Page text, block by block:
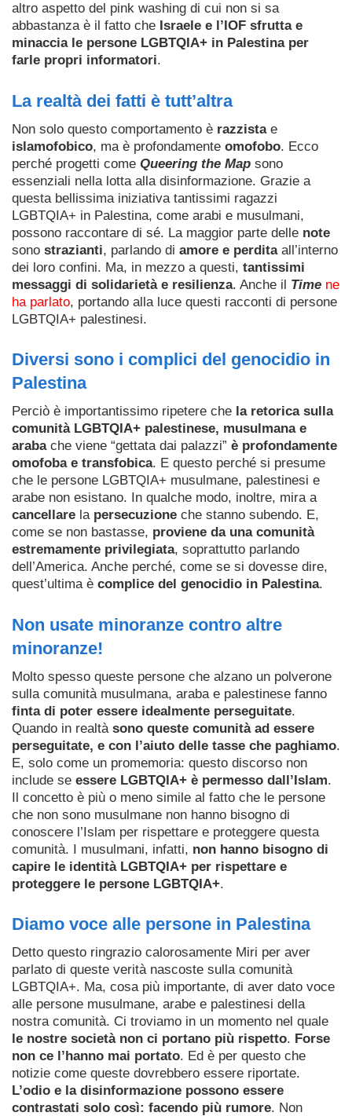
altro aspetto del pink washing di cui non si sa
abbastanza è il fatto che Israele e l’IOF sfrutta e
minaccia le persone LGBTQIA+ in Palestina per
farle propri informatori.
La realtà dei fatti è tutt’altra
Non solo questo comportamento è razzistae
islamofobico, ma è profondamente omofobo. Ecco
perché progetti come Queering the Map sono
essenziali nella lotta alla disinformazione. Grazie a
questa bellissima iniziativa tantissimi ragazzi
LGBTQIA+ in Palestina, come arabi e musulmani,
possono raccontare di sé. La maggior parte delle note
sono strazianti, parlando di amore e perditaall’interno
dei loro confini. Ma, in mezzo a questi, tantissimi
messaggi di solidarietà e resilienza. Anche il Time ne
ha parlato, portando alla luce questi racconti di persone
LGBTQIA+ palestinesi.
Diversi sono i complici del genocidio in
Palestina
Perciò è importantissimo ripetere che la retorica sulla
comunità LGBTQIA+ palestinese, musulmana e
arabache viene “gettata dai palazzi” è profondamente
omofoba e transfobica. E questo perché si presume
che le persone LGBTQIA+ musulmane, palestinesi e
arabe non esistano. In qualche modo, inoltre, mira a
cancellare la persecuzione che stanno subendo. E,
come se non bastasse, proviene da una comunità
estremamente privilegiata, soprattutto parlando
dell’America. Anche perché, come se si dovesse dire,
quest’ultima è complice del genocidio in Palestina.
Non usate minoranze contro altre
minoranze!
Molto spesso queste persone che alzano un polverone
sulla comunità musulmana, araba e palestinese fanno
finta di poter essere idealmente perseguitate.
Quando in realtà sono queste comunità ad essere
perseguitate, e con l’aiuto delle tasse che paghiamo.
E, solo come un promemoria: questo discorso non
include se essere LGBTQIA+ è permesso dall’Islam.
Il concetto è più o meno simile al fatto che le persone
che non sono musulmane non hanno bisogno di
conoscere l’Islam per rispettare e proteggere questa
comunità. I musulmani, infatti, non hanno bisogno di
capire le identità LGBTQIA+ per rispettare e
proteggere le persone LGBTQIA+.
Diamo voce alle persone in Palestina
Detto questo ringrazio calorosamente Miri per aver
parlato di queste verità nascoste sulla comunità
LGBTQIA+. Ma, cosa più importante, di aver dato voce
alle persone musulmane, arabe e palestinesi della
nostra comunità. Ci troviamo in un momento nel quale
le nostre società non ci portano più rispetto. Forse
non ce l’hanno mai portato. Ed è per questo che
notizie come queste dovrebbero essere riportate.
L’odio e la disinformazione possono essere
contrastati solo così: facendo più rumore. Non